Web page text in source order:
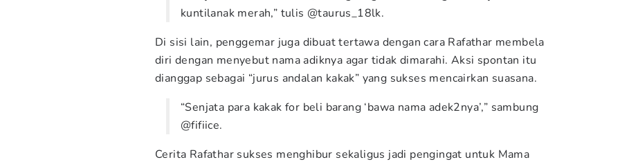
kuntilanak merah,” tulis @taurus_18lk.
Di sisi lain, penggemar juga dibuat tertawa dengan cara Rafathar membela
diri dengan menyebut nama adiknya agar tidak dimarahi. Aksi spontan itu
dianggap sebagai “jurus andalan kakak” yang sukses mencairkan suasana.
“Senjata para kakak for beli barang ‘bawa nama adek2nya’,” sambung
@fifiice.
Cerita Rafathar sukses menghibur sekaligus jadi pengingat untuk Mama